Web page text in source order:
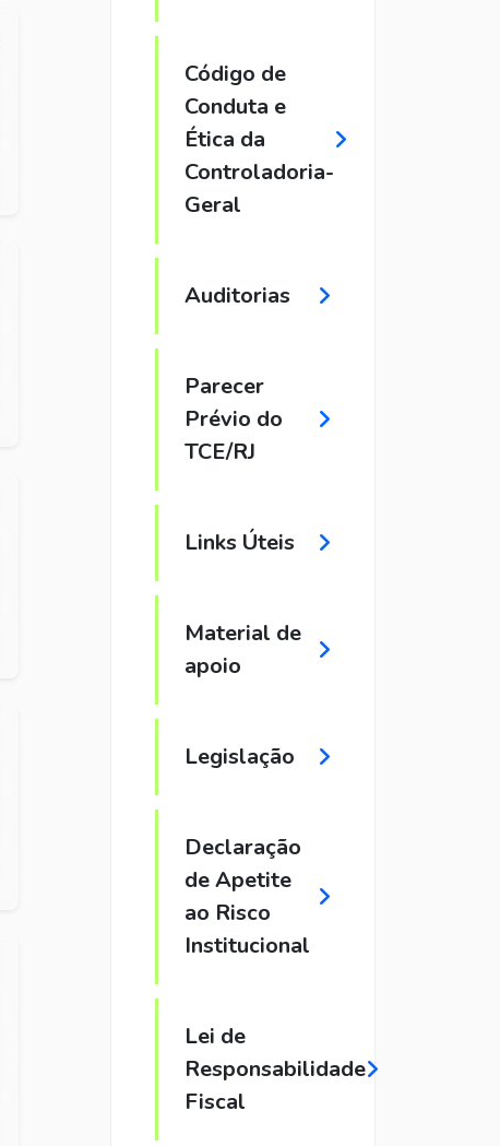
Código de
Conduta e
Ética da
Controladoria-
Geral
Auditorias
Parecer
Prévio do
TCE/RJ
Links Úteis
Material de
apoio
Legislação
Declaração
de Apetite
ao Risco
Institucional
Lei de
Responsabilidade
Fiscal